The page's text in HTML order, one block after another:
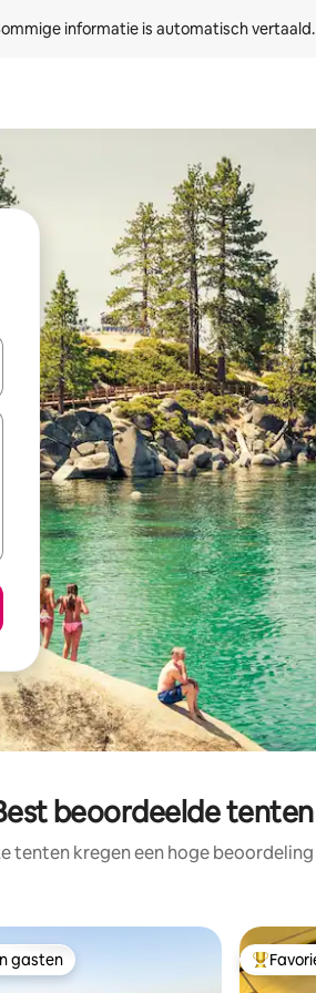
informatie is automatisch vertaald.
keuze met je de pijltjestoetsen omhoog
beoordeelde
tenten kregen een hoge
gasten
gasten